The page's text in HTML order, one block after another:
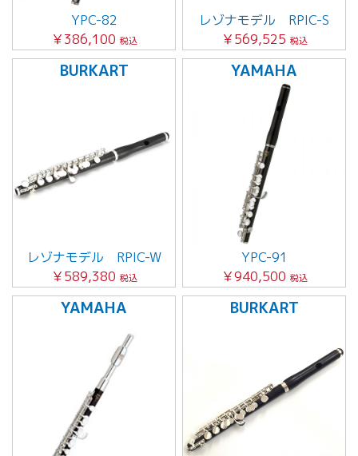
YPC-82
￥386,100 税込
レゾナモデル RPIC-S
￥569,525 税込
BURKART
レゾナモデル RPIC-W
￥589,380 税込
YAMAHA
YPC-91
￥940,500 税込
YAMAHA BURKART